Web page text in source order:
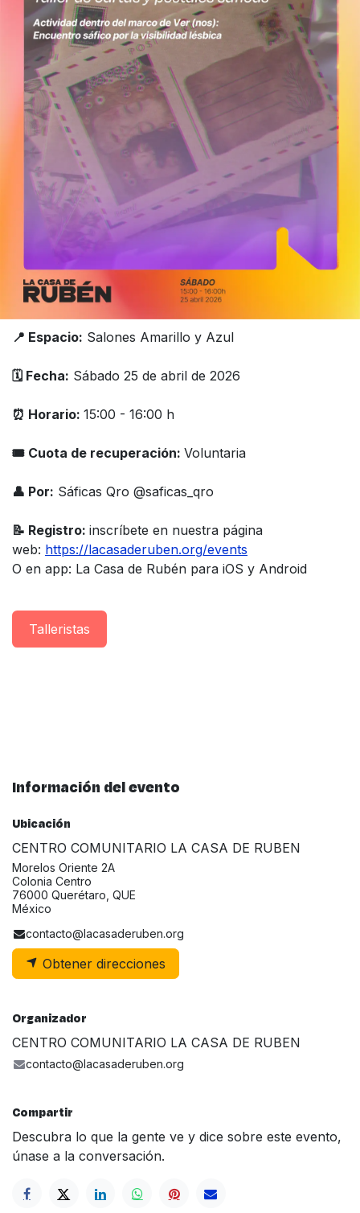
​📍 Espacio: Salones Amarillo y Azul
🗓️ Fecha: Sábado 25 de abril de 2026
⏰ Horario: 15:00 - 16:00 h
🎟 Cuota de recuperación: Voluntaria
👤 Por: Sáficas Qro @saficas_qro
📝 Registro: inscríbete en nuestra página
web: https://lacasaderuben.org/events
O en app: La Casa de Rubén para iOS y Android
Taller​istas
Información del evento
Ubicación
CENTRO COMUNITARIO LA CASA DE RUBEN
Morelos Oriente 2A
Colonia Centro
76000 Querétaro, QUE
México
contacto@lacasaderuben.org
Obtener direcciones
Organizador
CENTRO COMUNITARIO LA CASA DE RUBEN
contacto@lacasaderuben.org
Compartir
Descubra lo que la gente ve y dice sobre este evento,
únase a la conversación.